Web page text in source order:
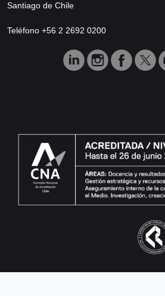
Santiago de Chile
Teléfono +56 2 2692 0200